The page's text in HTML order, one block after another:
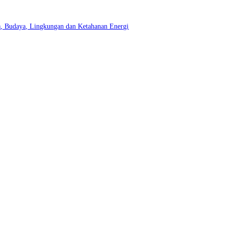
Budaya, Lingkungan dan Ketahanan Energi